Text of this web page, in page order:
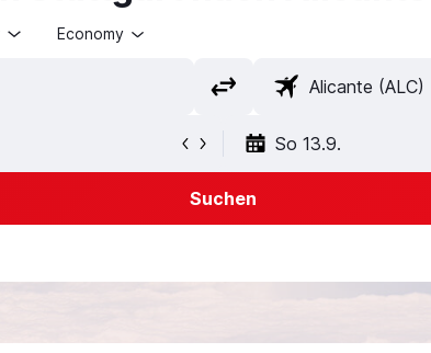
Economy
So 13.9.
Suchen